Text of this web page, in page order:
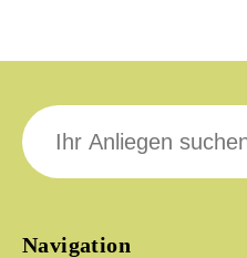
Navigation
Suche
nach: